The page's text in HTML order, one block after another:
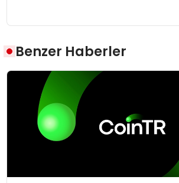
Benzer Haberler